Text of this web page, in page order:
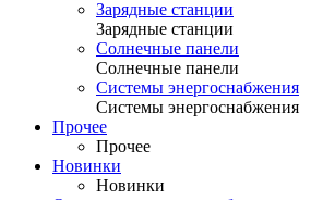
Зарядные станции
Зарядные станции
Солнечные панели
Солнечные панели
Системы энергоснабжения
Системы энергоснабжения
Прочее
Прочее
Новинки
Новинки